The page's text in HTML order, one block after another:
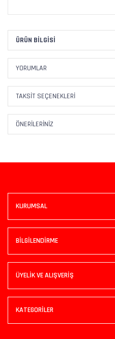
ÜRÜN BILGISI
YORUMLAR
TAKSIT SEÇENEKLERI
ÖNERILERINIZ
KURUMSAL
BİLGİLENDİRME
ÜYELİK VE ALIŞVERİŞ
KATEGORİLER